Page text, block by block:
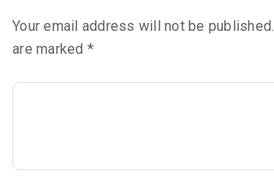
Your email address will not be published.
are marked *